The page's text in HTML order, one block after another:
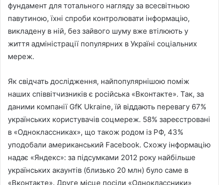
фундамент для тотального нагляду за всесвітньою
павутиною, їхні спроби контролювати інформацію,
викладену в ній, без зайвого шуму вже втілюють у
життя адміністрації популярних в Україні соціальних
мереж.
Як свідчать дослідження, найпопулярнішою поміж
наших співвітчизників є російська «Вконтакте». Так, за
даними компанії GfK Ukraine, їй віддають перевагу 67%
українських користувачів соцмереж. 58% зареєстровані
в «Одноклассниках», що також родом із РФ, 43%
уподобали американський Facebook. Схожу інформацію
надає «Яндекс»: за підсумками 2012 року найбільше
українських акаунтів (близько 20 млн) було саме в
«Вконтакте». Друге місце посіли «Одноклассники»